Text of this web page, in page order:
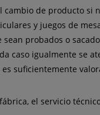
de producto si
y juegos de
probados o
caso igualmente se
suficientemente
el servicio